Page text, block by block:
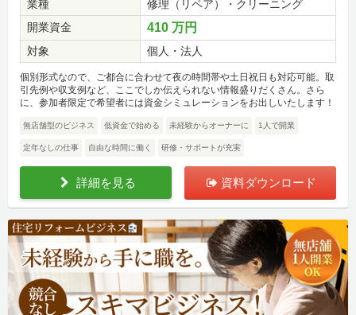
業種
修理（リペア）・クリーニング
開業資金
410 万円
対象 個人・法人
個別形式なので、ご都合に合わせて夜の時間帯や土日祝日も対応可能。取
引先例や収支例など、ここでしか伝えられない情報盛りだくさん。さら
に、参加者限定で希望者には資金シミュレーションをお出しいたします！
無店舗型のビジネス 低資金で始める 未経験からオーナーに 1人で開業
定年なしの仕事 自由な時間に働く 研修・サポートが充実
詳細を見る 資料ダウンロード